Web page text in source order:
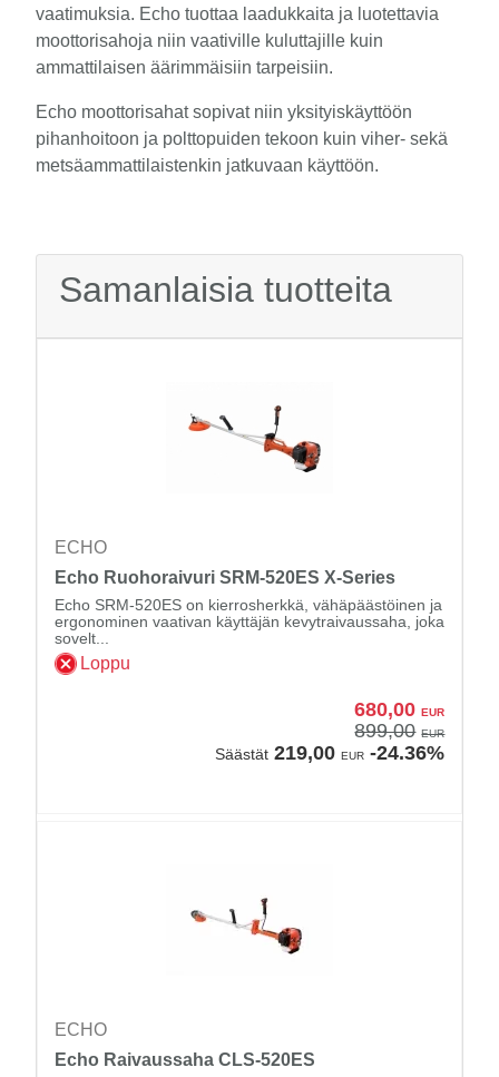
vaatimuksia. Echo tuottaa laadukkaita ja luotettavia
moottorisahoja niin vaativille kuluttajille kuin
ammattilaisen äärimmäisiin tarpeisiin.
Echo moottorisahat sopivat niin yksityiskäyttöön
pihanhoitoon ja polttopuiden tekoon kuin viher- sekä
metsäammattilaistenkin jatkuvaan käyttöön.
Samanlaisia tuotteita
ECHO
Echo Ruohoraivuri SRM-520ES X-Series
Echo SRM-520ES on kierrosherkkä, vähäpäästöinen ja
ergonominen vaativan käyttäjän kevytraivaussaha, joka
sovelt...
Loppu
680,00 EUR
899,00 EUR
Säästät 219,00 EUR -24.36%
ECHO
Echo Raivaussaha CLS-520ES